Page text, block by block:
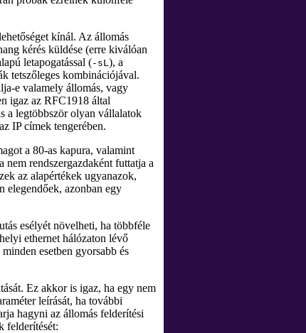
kínál. Az állomás
kérés küldése (erre kiválóan
letapogatással (-sL), a
tetszőleges kombinációjával.
e valamely állomás, vagy
igaz az RFC1918 által
a legtöbbször olyan vállalatok
IP címek tengerében.
a 80-as kapura, valamint
rendszergazdaként futtatja a
az alapértékek ugyanazok,
elegendőek, azonban egy
esélyét növelheti, ha többféle
ethernet hálózaton lévő
esetben gyorsabb és
Ez akkor is igaz, ha egy nem
leírását, ha további
hagyni az állomás felderítési
felderítését: